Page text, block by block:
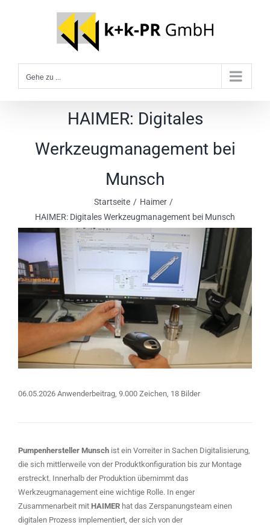
Gehe zu ...
HAIMER: Digitales
Werkzeugmanagement bei
Munsch
Startseite
Haimer
HAIMER: Digitales Werkzeugmanagement bei Munsch
06.05.2026 Anwenderbeitrag, 9.000 Zeichen, 18 Bilder
Pumpenhersteller Munsch ist ein Vorreiter in Sachen Digitalisierung,
die sich mittlerweile von der Produktkonfiguration bis zur Montage
erstreckt. Innerhalb der Produktion übernimmt das
Werkzeugmanagement eine wichtige Rolle. In enger
Zusammenarbeit mit HAIMER hat das Zerspanungsteam einen
digitalen Prozess implementiert, der sich von der